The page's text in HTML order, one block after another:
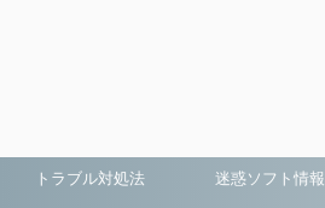
トラブル対処法 迷惑ソフト情報